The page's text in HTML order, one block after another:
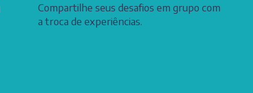
Compartilhe seus desafios em grupo com
a troca de experiências.